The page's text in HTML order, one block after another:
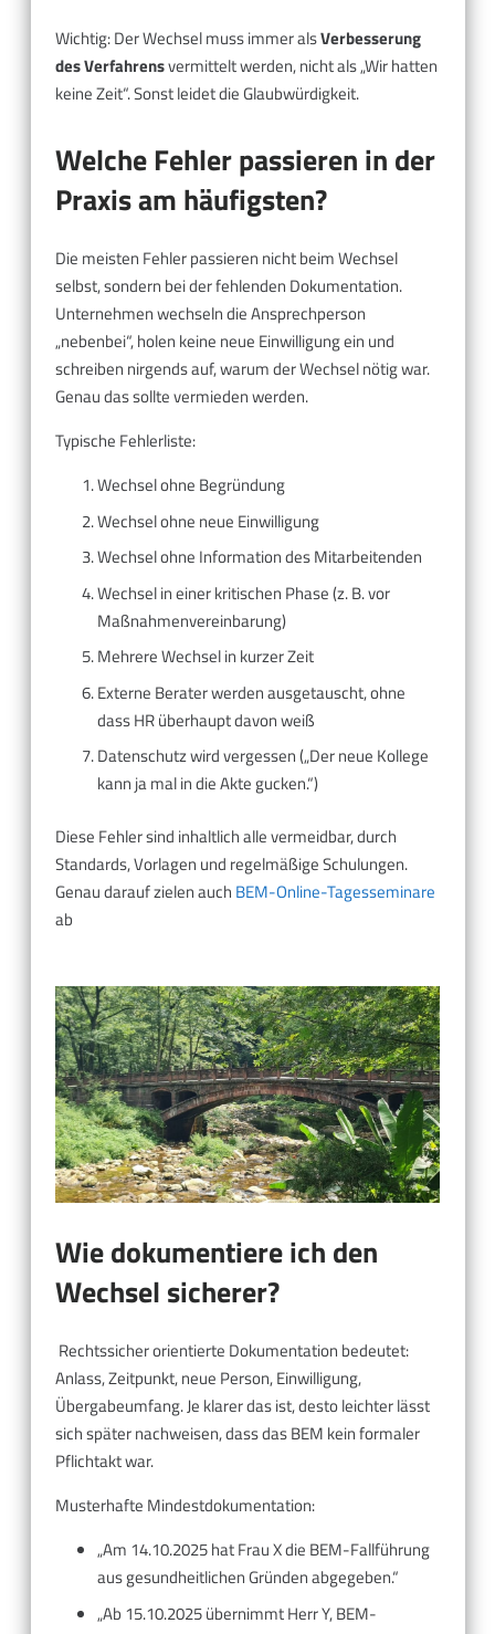
Wichtig: Der Wechsel muss immer alsVerbesserung
des Verfahrensvermittelt werden, nicht als „Wir hatten
keine Zeit“. Sonst leidet die Glaubwürdigkeit.
Welche Fehler passieren in der
Praxis am häufigsten?
Die meisten Fehler passieren nicht beim Wechsel
selbst, sondern bei der fehlenden Dokumentation.
Unternehmen wechseln die Ansprechperson
„nebenbei“, holen keine neue Einwilligung ein und
schreiben nirgends auf, warum der Wechsel nötig war.
Genau das sollte vermieden werden.
Typische Fehlerliste:
Wechsel ohne Begründung
Wechsel ohne neue Einwilligung
Wechsel ohne Information des Mitarbeitenden
Wechsel in einer kritischen Phase (z. B. vor
Maßnahmenvereinbarung)
Mehrere Wechsel in kurzer Zeit
Externe Berater werden ausgetauscht, ohne
dass HR überhaupt davon weiß
Datenschutz wird vergessen („Der neue Kollege
kann ja mal in die Akte gucken.“)
Diese Fehler sind inhaltlich alle vermeidbar, durch
Standards, Vorlagen und regelmäßige Schulungen.
Genau darauf zielen auch BEM-Online-Tagesseminare
ab
Wie dokumentiere ich den
Wechsel sicherer?
Rechtssicher orientierte Dokumentation bedeutet:
Anlass, Zeitpunkt, neue Person, Einwilligung,
Übergabeumfang. Je klarer das ist, desto leichter lässt
sich später nachweisen, dass das BEM kein formaler
Pflichtakt war.
Musterhafte Mindestdokumentation:
„Am 14.10.2025 hat Frau X die BEM-Fallführung
aus gesundheitlichen Gründen abgegeben.“
„Ab 15.10.2025 übernimmt Herr Y, BEM-